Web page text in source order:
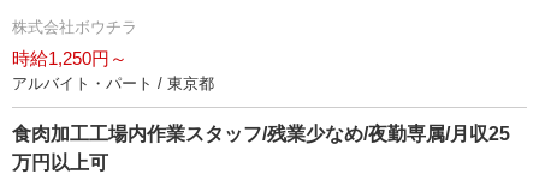
株式会社ボウチラ
時給1,250円～
アルバイト・パート / 東京都
食肉加工工場内作業スタッフ/残業少なめ/夜勤専属/月収25
万円以上可